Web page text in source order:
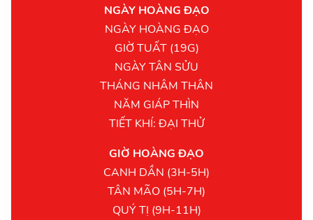
NGÀY HOÀNG ĐẠO
NGÀY HOÀNG ĐẠO
GIỜ TUẤT (19G)
NGÀY TÂN SỬU
THÁNG NHÂM THÂN
NĂM GIÁP THÌN
TIẾT KHÍ: ĐẠI THỬ
GIỜ HOÀNG ĐẠO
CANH DẦN (3H-5H)
TÂN MÃO (5H-7H)
QUÝ TỊ (9H-11H)